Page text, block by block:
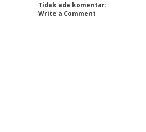
Tidak ada komentar:
Write a Comment